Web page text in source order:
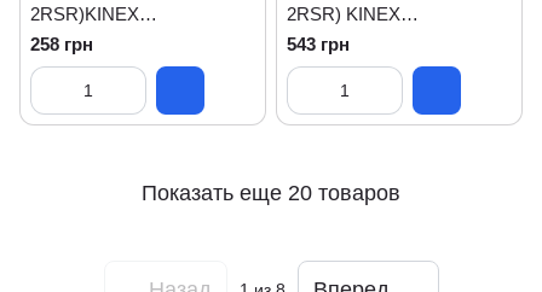
2RSR)KINEX
(Словаччина)
258 грн
2RSR) KINEX
(Словаччина)
543 грн
Показать еще 20 товаров